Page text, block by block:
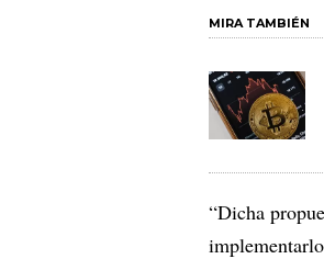
MIRA TAMBIÉN
“Dicha